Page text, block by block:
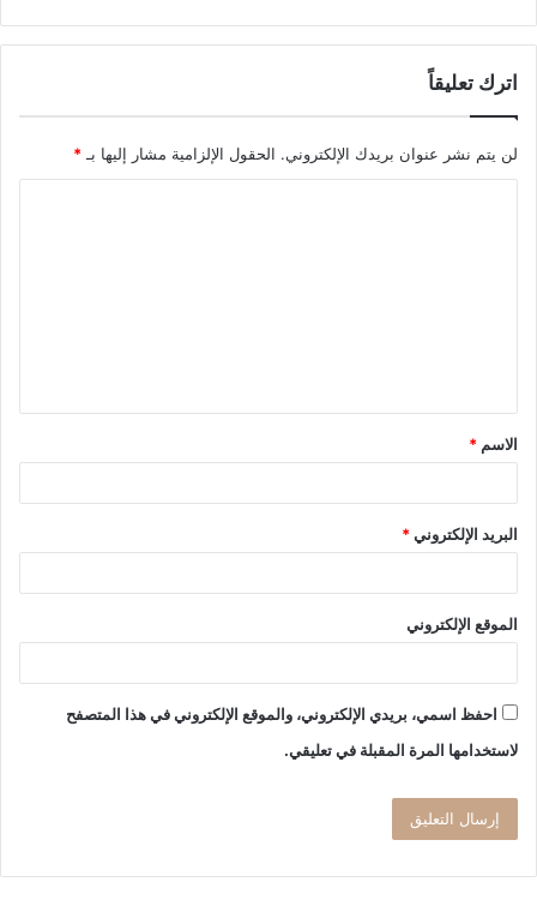
اترك تعليقاً
لن يتم نشر عنوان بريدك الإلكتروني. الحقول الإلزامية مشار إليها بـ*
ق
*
الاسم *
البريد الإلكتروني*
الموقع الإلكتروني
احفظ اسمي، بريدي الإلكتروني، والموقع الإلكتروني في هذا المتصفح
لاستخدامها المرة المقبلة في تعليقي.